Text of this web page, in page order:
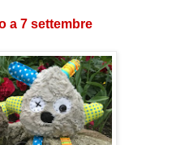
a 7 settembre